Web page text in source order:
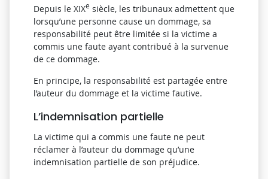
Depuis le XIXe siècle, les tribunaux admettent que
lorsqu’une personne cause un dommage, sa
responsabilité peut être limitée si la victime a
commis une faute ayant contribué à la survenue
de ce dommage.
En principe, la responsabilité est partagée entre
l’auteur du dommage et la victime fautive.
L’indemnisation partielle
La victime qui a commis une faute ne peut
réclamer à l’auteur du dommage qu’une
indemnisation partielle de son préjudice.